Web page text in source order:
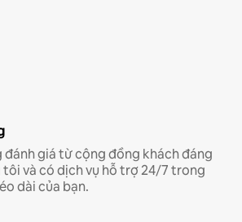
đánh giá từ cộng đồng khách đáng
và có dịch vụ hỗ trợ 24/7 trong
dài của bạn.